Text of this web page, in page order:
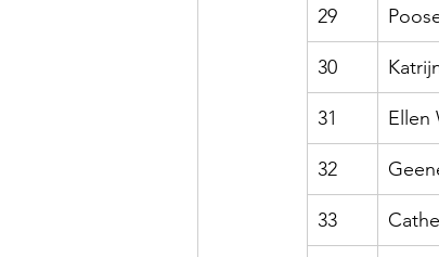
29
30
31 Ellen
32
33